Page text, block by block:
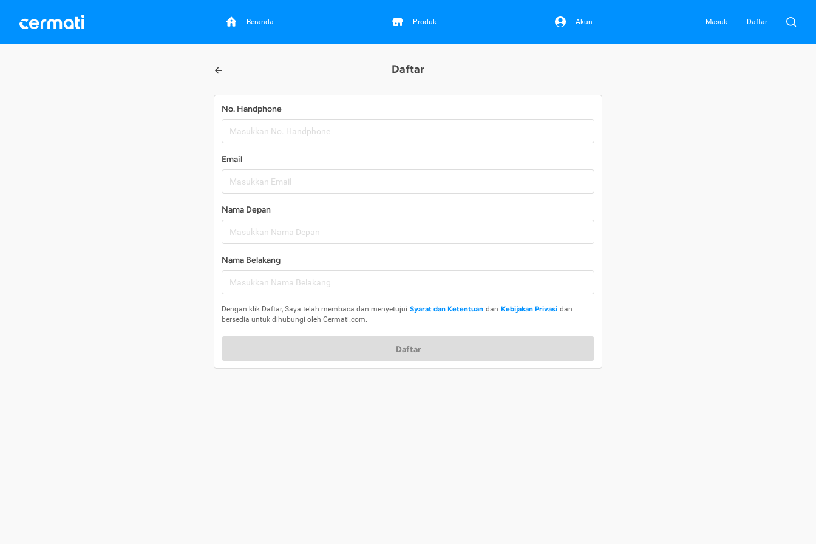
Beranda Produk Akun Masuk Daftar
Daftar
No. Handphone
Email
Nama Depan
Nama Belakang
Dengan klik Daftar, Saya telah membaca dan menyetujui Syarat dan Ketentuan dan Kebijakan Privasi dan
bersedia untuk dihubungi oleh Cermati.com.
Daftar